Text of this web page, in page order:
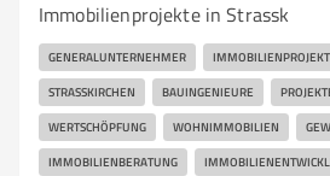
Immobilienprojekte in Strassk
GENERALUNTERNEHMER
STRASSKIRCHEN BAUINGENIEURE
WERTSCHÖPFUNG WOHNIMMOBILIEN
IMMOBILIENBERATUNG